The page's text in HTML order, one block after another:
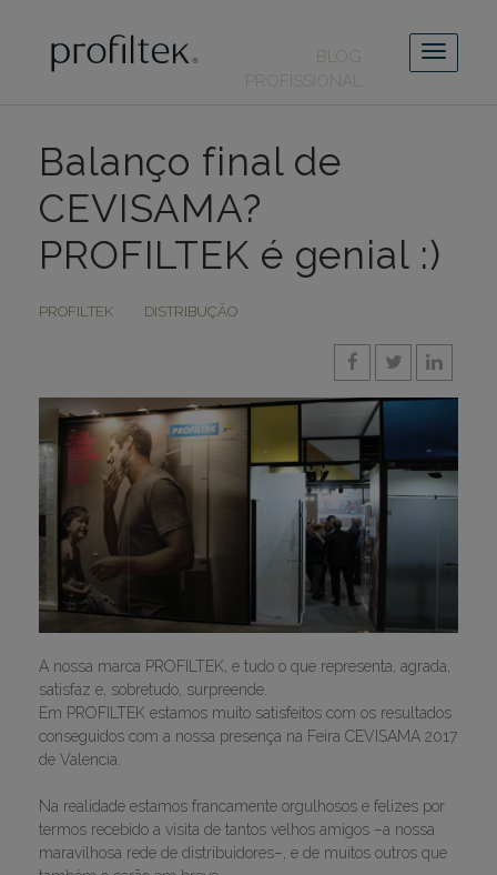
BLOG
PROFISSIONAL
Balanço final de
CEVISAMA?
PROFILTEK é genial :)
PROFILTEK DISTRIBUÇÃO
A nossa marca PROFILTEK, e tudo o que representa, agrada,
satisfaz e, sobretudo, surpreende.
Em PROFILTEK estamos muito satisfeitos com os resultados
conseguidos com a nossa presença na Feira CEVISAMA 2017
de Valencia.
Na realidade estamos francamente orgulhosos e felizes por
termos recebido a visita de tantos velhos amigos –a nossa
maravilhosa rede de distribuidores–, e de muitos outros que